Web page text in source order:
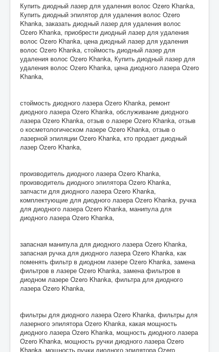
Купить диодный лазер для удаления волос Ozero Khanka,
Купить диодный эпилятор для удаления волос Ozero
Khanka, заказать диодный лазер для удаления волос
Ozero Khanka, приобрести диодный лазер для удаления
волос Ozero Khanka, цена диодный лазер для удаления
волос Ozero Khanka, стоймость диодный лазер для
удаления волос Ozero Khanka, Купить диодный лазер для
удаления волос Ozero Khanka, цена диодного лазера Ozero
Khanka,
стоймость диодного лазера Ozero Khanka, ремонт
диодного лазера Ozero Khanka, обслуживание диодного
лазера Ozero Khanka, отзыв о лазере Ozero Khanka, отзыв
о косметологическом лазере Ozero Khanka, отзыв о
лазерной эпиляции Ozero Khanka, кто продает диодный
лазер Ozero Khanka,
производитель диодного лазера Ozero Khanka,
производитель диодного эпилятора Ozero Khanka,
запчасти для диодного лазера Ozero Khanka,
комплектующие для диодного лазера Ozero Khanka, ручка
для диодного лазера Ozero Khanka, манипула для
диодного лазера Ozero Khanka,
запасная манипула для диодного лазера Ozero Khanka,
запасная ручка для диодного лазера Ozero Khanka, как
поменять фильтр в диодном лазере Ozero Khanka, замена
фильтров в лазере Ozero Khanka, замена фильтров в
диодном лазере Ozero Khanka, фильтра для диодного
лазера Ozero Khanka,
фильтры для диодного лазера Ozero Khanka, фильтры для
лазерного эпилятора Ozero Khanka, какая мощность
диодного лазера Ozero Khanka, мощность диодного лазера
Ozero Khanka, мощность ручки диодного лазера Ozero
Khanka, мощность ручки диодного эпилятора Ozero